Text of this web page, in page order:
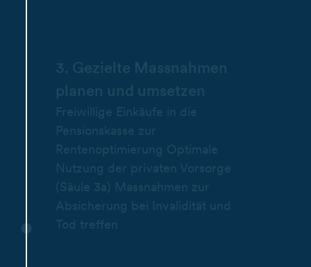
3. Gezielte Massnahmen
planen und umsetzen
Freiwillige Einkäufe in die
Pensionskasse zur
Rentenoptimierung Optimale
Nutzung der privaten Vorsorge
(Säule 3a) Massnahmen zur
Absicherung bei Invalidität und
Tod treffen